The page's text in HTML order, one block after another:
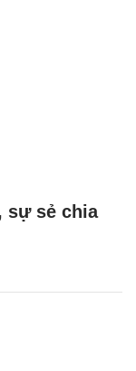
sự sẻ chia